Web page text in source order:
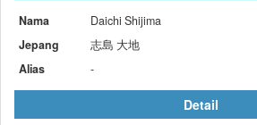
Nama
Daichi Shijima
Jepang
志島 大地
Alias
-
Detail